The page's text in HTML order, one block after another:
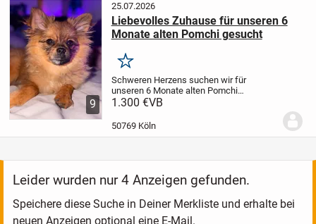
9
25.07.2026
Liebevolles Zuhause für unseren 6
Monate alten Pomchi gesucht
Merken
Schweren Herzens suchen wir für
unseren 6 Monate alten Pomchi
(Pomeranian-Chihuahua-Mischling) ein
zeitintensiven Therapien unserer Tochter
können wir ihm...
1.300 €VB
50769 Köln
Leider wurden nur 4 Anzeigen gefunden.
Speichere diese Suche in Deiner Merkliste und erhalte bei
neuen Anzeigen optional eine E-Mail.